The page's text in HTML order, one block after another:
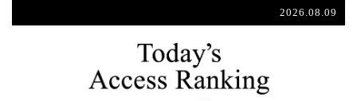
2026.08.09